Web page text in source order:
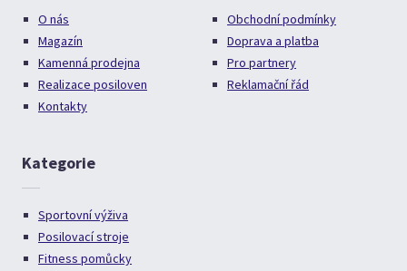
O nás
Magazín
Kamenná prodejna
Realizace posiloven
Kontakty
Obchodní podmínky
Doprava a platba
Pro partnery
Reklamační řád
Kategorie
Sportovní výživa
Posilovací stroje
Fitness pomůcky